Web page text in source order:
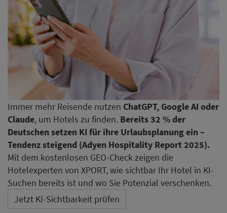
Immer mehr Reisende nutzen ChatGPT, Google AI oder
Claude, um Hotels zu finden. Bereits 32 % der
Deutschen setzen KI für ihre Urlaubsplanung ein –
Tendenz steigend (Adyen Hospitality Report 2025).
Mit dem kostenlosen GEO-Check zeigen die
Hotelexperten von XPORT, wie sichtbar Ihr Hotel in KI-
Suchen bereits ist und wo Sie Potenzial verschenken.
Jetzt KI-Sichtbarkeit prüfen